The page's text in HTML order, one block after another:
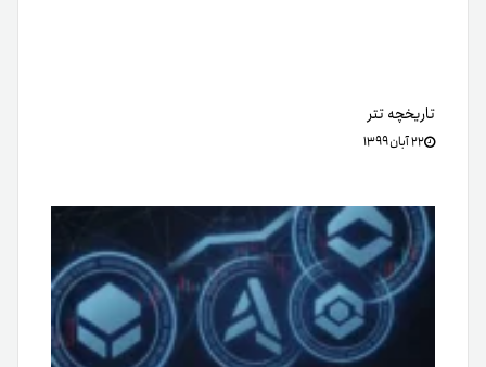
تاریخچه تتر
۲۲ آبان ۱۳۹۹